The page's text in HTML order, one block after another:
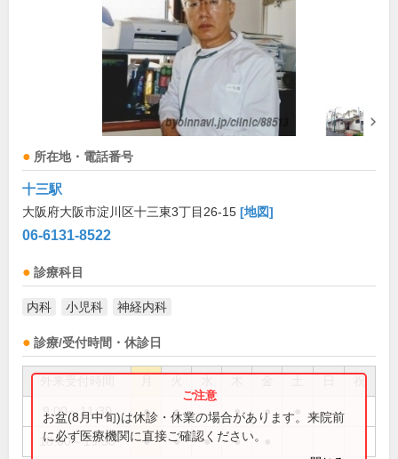
所在地・電話番号
十三駅
大阪府大阪市淀川区十三東3丁目26-15 [地図]
06-6131-8522
診療科目
内科 小児科 神経内科
診療/受付時間・休診日
祝
9:00～11:30 ● ● ● ●
18:00～19:30 ● ● ● ●
お盆(8月中旬)は休診・休業の場合があります。来院前
に必ず医療機関に直接ご確認ください。